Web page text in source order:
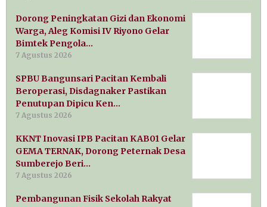
Dorong Peningkatan Gizi dan Ekonomi
Warga, Aleg Komisi IV Riyono Gelar
Bimtek Pengola…
7 Agustus 2026
SPBU Bangunsari Pacitan Kembali
Beroperasi, Disdagnaker Pastikan
Penutupan Dipicu Ken…
7 Agustus 2026
KKNT Inovasi IPB Pacitan KAB01 Gelar
GEMA TERNAK, Dorong Peternak Desa
Sumberejo Beri…
7 Agustus 2026
Pembangunan Fisik Sekolah Rakyat